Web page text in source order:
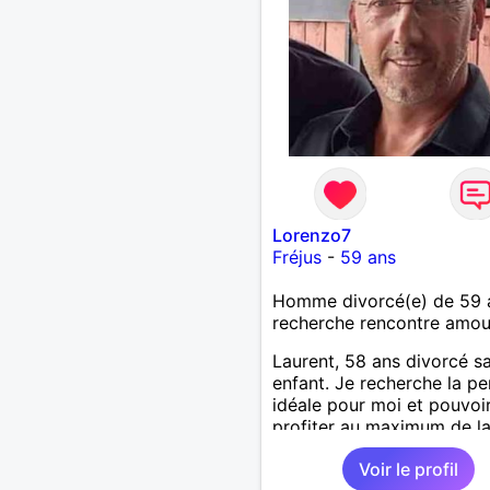
Lorenzo7
Fréjus- 59 ans
Homme divorcé(e) de 59
recherche rencontre
Laurent, 58 ans divorcé
enfant. Je recherche la
idéale pour moi et
profiter au maximum de
de couple
Voir le profil